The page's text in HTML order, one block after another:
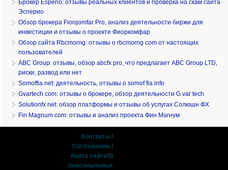
Брокер Esperio: отзывы реальных клиентов и проверка на скам сайта
Эсперио
Обзор брокера Fiorqomfar Pro, анализ деятельности биржи для
инвестиции и отзывы о проекте Фиоркомфар
Обзор сайта Rbcmorng: отзывы о rbcmorng com от настоящих
пользователей
ABC Group: отзывы, обзор abcfx pro, что предлагает ABC Group LTD,
риски, развод или нет
Somoffia net: деятельность, отзывы о somof fia info
Gvartech com: отзывы о брокере, обзор деятельности G var tech
Solutionfx net: обзор платформы и отзывы об услугах Солюшн ФХ
Fin Magnum com: отзывы и анализ проекта Фин Магнум
Контакты /
Соглашение /
Карта сайта/О
персональных